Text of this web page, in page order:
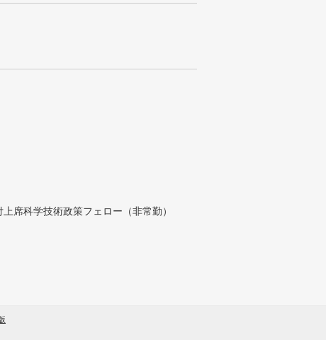
席科学技術政策フェロー（非常勤）